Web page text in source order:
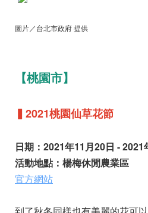
圖片／台北市政府 提供
【桃園市】
▍2021桃園仙草花節
日期：2021年11月20日 - 2021
活動地點：楊梅休閒農業區
官方網站